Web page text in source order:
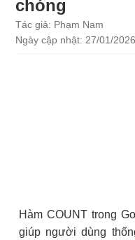
chóng
Tác giả: Phạm Nam
Ngày cập nhật: 27/01/
Hàm COUNT trong
giúp người dùng